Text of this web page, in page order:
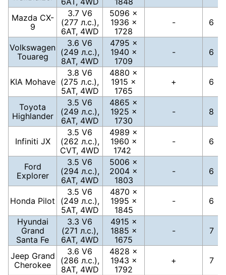
Mazda CX-
9
3.7 V6
(277 л.с.),
6АТ, 4WD
5096 ×
1936 ×
1728
- 6
Volkswagen
Touareg
3.6 V6
(249 л.с.),
8АТ, 4WD
4795 ×
1940 ×
1709
- 6
KIA Mohave
3.8 V6
(275 л.с.),
5АТ, 4WD
4880 ×
1915 ×
1765
+ 6
Toyota
Highlander
3.5 V6
(249 л.с.),
6АТ, 4WD
4865 ×
1925 ×
1730
- 8
Infiniti JX
3.5 V6
(262 л.с.),
CVT, 4WD
4989 ×
1960 ×
1742
- 6
Ford
Explorer
3.5 V6
(294 л.с.),
6АТ, 4WD
5006 ×
2004 ×
1803
- 6
Honda Pilot
3.5 V6
(249 л.с.),
5АТ, 4WD
4870 ×
1995 ×
1845
- 6
Hyundai
Grand
Santa Fe
3.3 V6
(271 л.с.),
6АТ, 4WD
4915 ×
1885 ×
1675
- 7
Jeep Grand
Cherokee
3.6 V6
(286 л.с.),
8АТ, 4WD
4828 ×
1943 ×
1792
+ 7